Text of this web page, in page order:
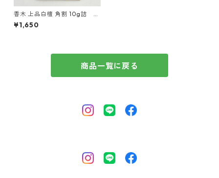
香木 上品白檀 角割 10g詰 松
栄堂
¥1,650
商品一覧に戻る